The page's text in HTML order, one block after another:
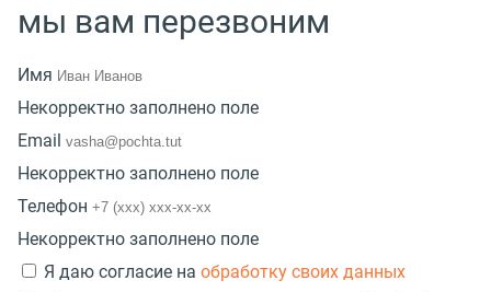
мы вам перезвоним
Имя
Некорректно заполнено поле
Email
Некорректно заполнено поле
Телефон
Некорректно заполнено поле
Я даю согласие на обработку своих данных